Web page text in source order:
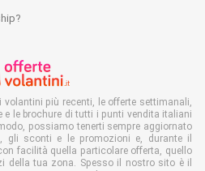
più recenti, le offerte settimanali,
e le brochure di tutti i punti vendita italiani
possiamo tenerti sempre aggiornato
gli sconti e le promozioni e, durante il
facilità quella particolare offerta, quello
della tua zona. Spesso il nostro sito è il